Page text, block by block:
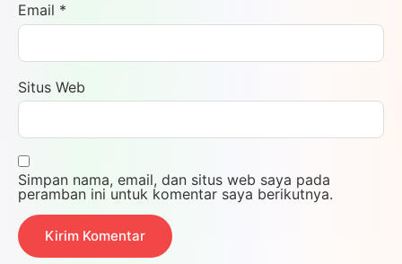
Email *
Situs Web
Simpan nama, email, dan situs web saya pada
peramban ini untuk komentar saya berikutnya.